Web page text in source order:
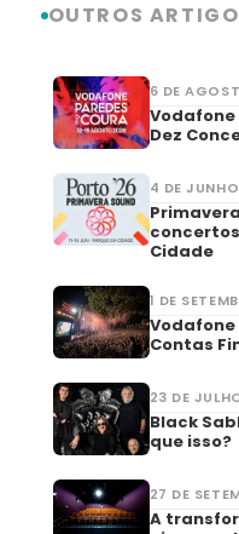
OUTROS
6 DE
Vodafone
Dez
4 DE
Cidade
1 DE
Vodafone
Contas
23 DE
Black
que isso?
27 DE
A